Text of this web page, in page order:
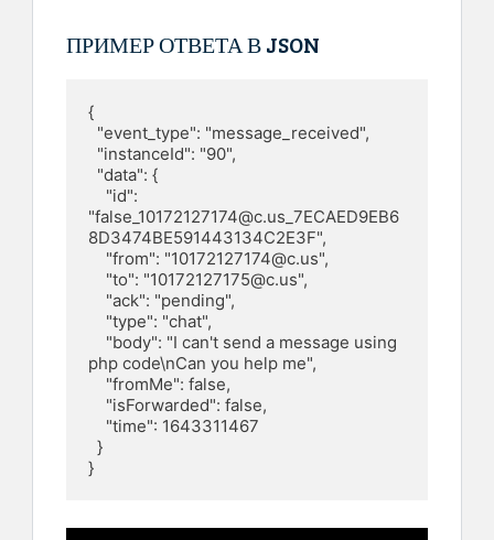
ПРИМЕР ОТВЕТА В JSON
{
"false_10172127174@c.us _7ECAED9EB6
8D3474BE591443134C2E3F",
    "from": "
10172127174@c.us",
    "to": "
10172127175@c.us",
php code\nCan you help me",
}